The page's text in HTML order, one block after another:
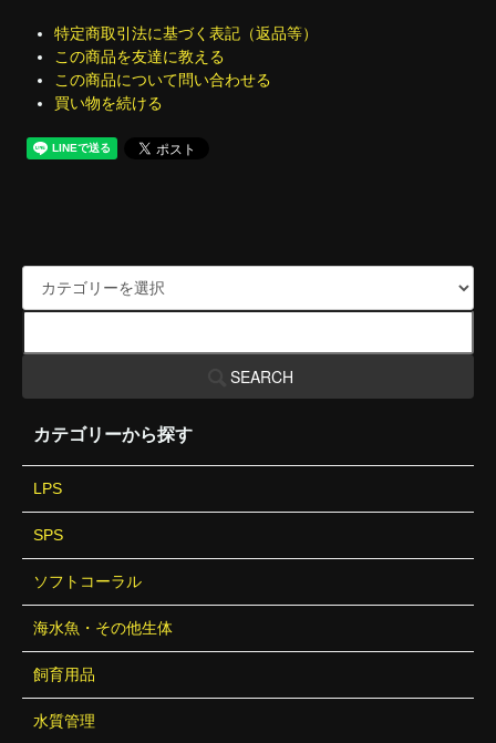
特定商取引法に基づく表記（返品等）
この商品を友達に教える
この商品について問い合わせる
買い物を続ける
SEARCH
カテゴリーから探す
LPS
SPS
ソフトコーラル
海水魚・その他生体
飼育用品
水質管理